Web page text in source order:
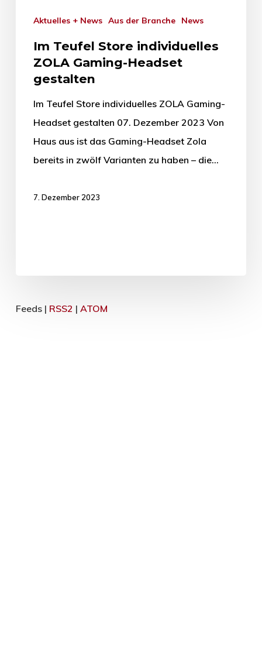
Aktuelles + News Aus der Branche News
Im Teufel Store individuelles
ZOLA Gaming-Headset
gestalten
Im Teufel Store individuelles ZOLA Gaming-
Headset gestalten 07. Dezember 2023 Von
Haus aus ist das Gaming-Headset Zola
bereits in zwölf Varianten zu haben – die…
7. Dezember 2023
Feeds | RSS2 | ATOM